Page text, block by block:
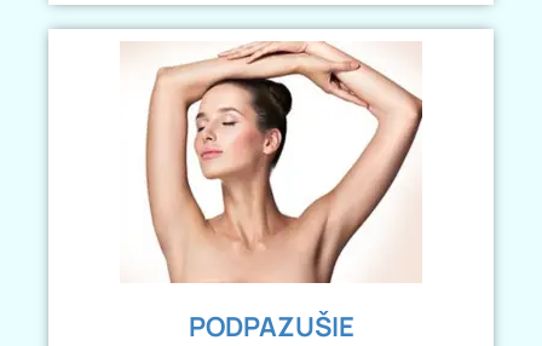
PODPAZUŠIE